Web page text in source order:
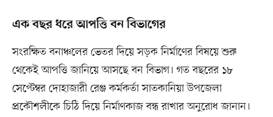
এক বছর ধরে আপত্তি বন বিভাগের
সংরক্ষিত বনাঞ্চলের ভেতর দিয়ে সড়ক নির্মাণের বিষয়ে শুরু
থেকেই আপত্তি জানিয়ে আসছে বন বিভাগ। গত বছরের ১৮
সেপ্টেম্বর দোহাজারী রেঞ্জ কর্মকর্তা সাতকানিয়া উপজেলা
প্রকৌশলীকে চিঠি দিয়ে নির্মাণকাজ বন্ধ রাখার অনুরোধ জানান।